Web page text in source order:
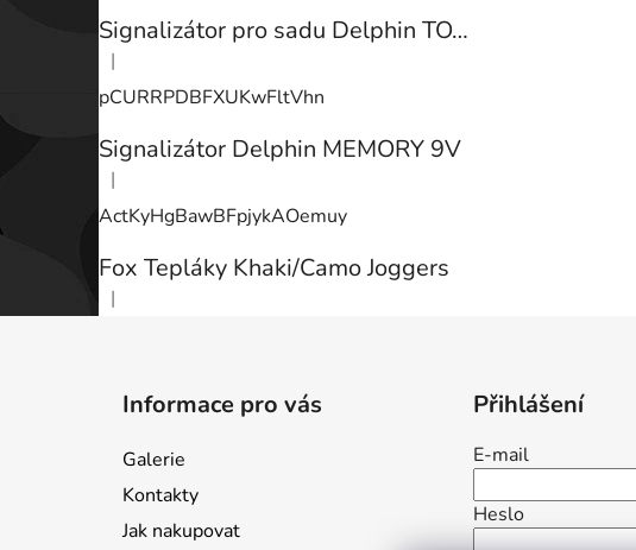
Signalizátor pro sadu Delphin TOTEM
Hodnocení produktu je 3 z 5 hvězdiček.
|
pCURRPDBFXUKwFltVhn
Signalizátor Delphin MEMORY 9V
Hodnocení produktu je 3 z 5 hvězdiček.
|
ActKyHgBawBFpjykAOemuy
Fox Tepláky Khaki/Camo Joggers
Hodnocení produktu je 5 z 5 hvězdiček.
|
Informace pro vás
Galerie
Kontakty
Jak nakupovat
Přihlášení
E-mail
Heslo